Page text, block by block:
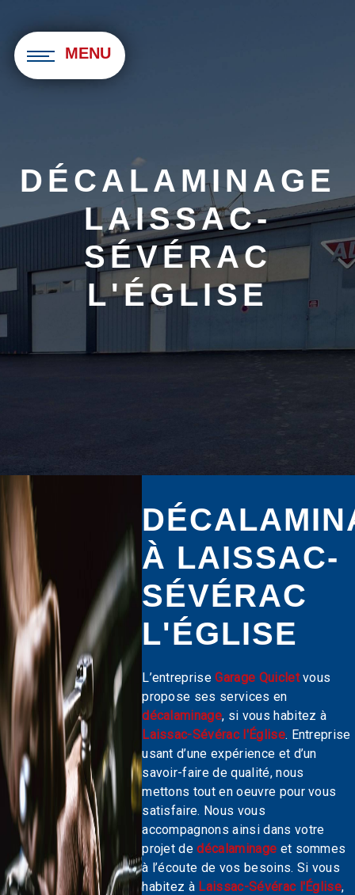
MENU
DÉCALAMINAGE
LAISSAC-
SÉVÉRAC
L'ÉGLISE
À LAISSAC-
SÉVÉRAC
L'ÉGLISE
L’entrepriseGarage Quicletvous
propose ses services en
décalaminage, si vous habitez à
Laissac-Sévérac l'Église. Entreprise
usant d’une expérience et d’un
savoir-faire de qualité, nous
mettons tout en oeuvre pour vous
satisfaire. Nous vous
accompagnons ainsi dans votre
projet dedécalaminage et sommes
à l’écoute de vos besoins. Si vous
habitez à Laissac-Sévérac l'Église,